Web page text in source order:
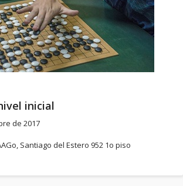
inicial
de 2017
Santiago del Estero 952 1o piso